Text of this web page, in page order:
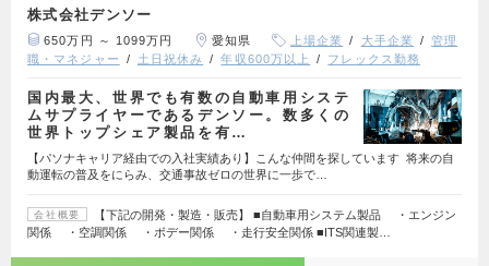
株式会社デンソー
650万円 ～ 1099万円 愛知県 上場企業 大手企業
管理
職・マネジャー
土日祝休み 年収600万以上 フレックス勤務
国内最大、世界でも有数の自動車用システ
ムサプライヤーであるデンソー。数多くの
世界トップシェア製品を有…
【パソナキャリア経由での入社実績あり】こんな仲間を探しています 将来の自
動運転の普及をにらみ、交通事故ゼロの世界に一歩で…
会社概要
【下記の開発・製造・販売】 ■自動車用システム製品 ・エンジン
関係 ・空調関係 ・ボデー関係 ・走行安全関係 ■ITS関連製…